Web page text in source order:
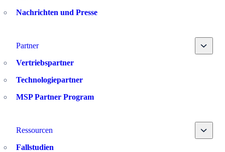
Nachrichten und Presse
Partner Toggle
Vertriebspartner
Technologiepartner
MSP Partner Program
Ressourcen Toggle
Fallstudien